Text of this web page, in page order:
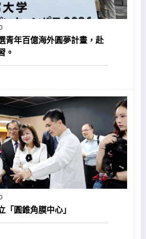
青年百億海外圓夢計畫，赴
。
圓錐角膜中心」